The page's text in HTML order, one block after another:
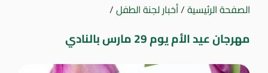
الصفحة الرئيسية/أخبار لجنة الطفل/
مهرجان عيد الأم يوم 29 مارس بالنادي